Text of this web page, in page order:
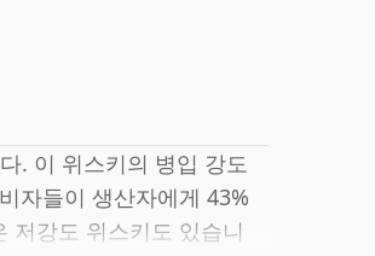
. 이 위스키의 병입 강도
자들이 생산자에게 43%
저강도 위스키도 있습니